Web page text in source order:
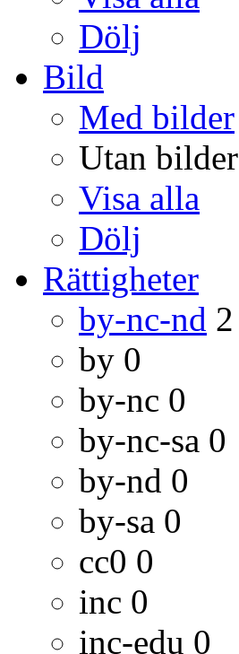
Dölj
Bild
Med bilder
Utan bilder
Visa alla
Dölj
Rättigheter
by-nc-nd 2
by 0
by-nc 0
by-nc-sa 0
by-nd 0
by-sa 0
cc0 0
inc 0
inc-edu 0